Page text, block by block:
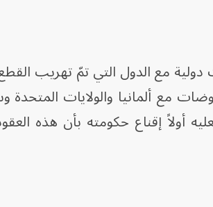
مع الدول التي تمّ تهريب القطع
مع ألمانيا والولايات المتحدة
أولاً إقناع حكومته بأن هذه